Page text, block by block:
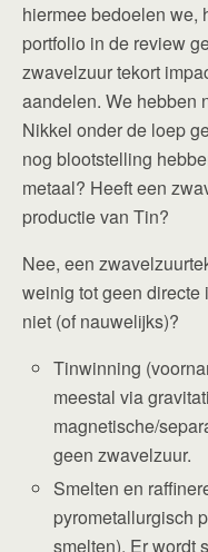
hiermee bedoelen we,
portfolio in de review
zwavelzuur tekort
aandelen. We hebben
Nikkel onder de loep
nog blootstelling
metaal? Heeft een
productie van Tin?
Nee, een
weinig tot geen directe
niet (of nauwelijks)?
Tinwinning
meestal via
magnetische/
geen zwavelzuur.
Smelten en
pyrometallurgisch
smelten). Er wordt